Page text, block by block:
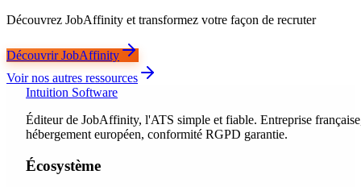
Découvrez JobAffinity et transformez votre façon de recruter
Découvrir JobAffinity
Voir nos autres ressources
Intuition Software
Éditeur de JobAffinity, l'ATS simple et fiable. Entreprise
hébergement européen, conformité RGPD garantie.
Écosystème